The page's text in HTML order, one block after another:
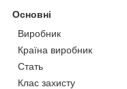
Основні
Виробник
Країна виробник
Стать
Клас захисту